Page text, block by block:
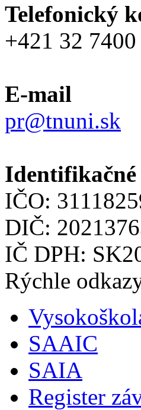
Telefonický
+421 32 7400
E-mail
pr@tnuni.sk
IČO:
DIČ:
IČ DPH:
Rýchle
SAAIC
SAIA
Register